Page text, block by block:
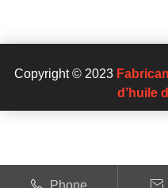
Copyright © 2023
d’huile
Phone